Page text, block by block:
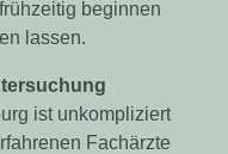
beginnen
lassen.
ist unkompliziert
Fachärzte